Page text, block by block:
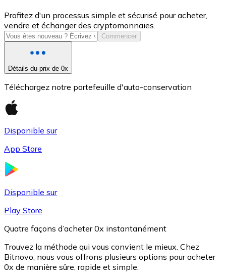
USD Coin
USDC
Profitez d'un processus simple et sécurisé pour acheter,
vendre et échanger des cryptomonnaies.
Commencer
Détails du prix de 0x
Téléchargez notre portefeuille d'auto-conservation
Disponible sur
App Store
Disponible sur
Play Store
Quatre façons d’acheter 0x instantanément
Trouvez la méthode qui vous convient le mieux. Chez
Bitnovo, nous vous offrons plusieurs options pour acheter
0x de manière sûre, rapide et simple.